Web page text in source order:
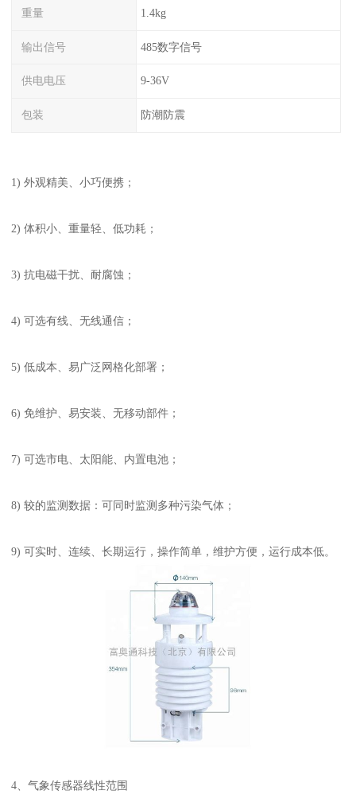
重量 1.4kg
输出信号 485数字信号
供电电压 9-36V
包装 防潮防震
1) 外观精美、小巧便携；
2) 体积小、重量轻、低功耗；
3) 抗电磁干扰、耐腐蚀；
4) 可选有线、无线通信；
5) 低成本、易广泛网格化部署；
6) 免维护、易安装、无移动部件；
7) 可选市电、太阳能、内置电池；
8) 较的监测数据：可同时监测多种污染气体；
9) 可实时、连续、长期运行，操作简单，维护方便，运行成本低。
4、气象传感器线性范围